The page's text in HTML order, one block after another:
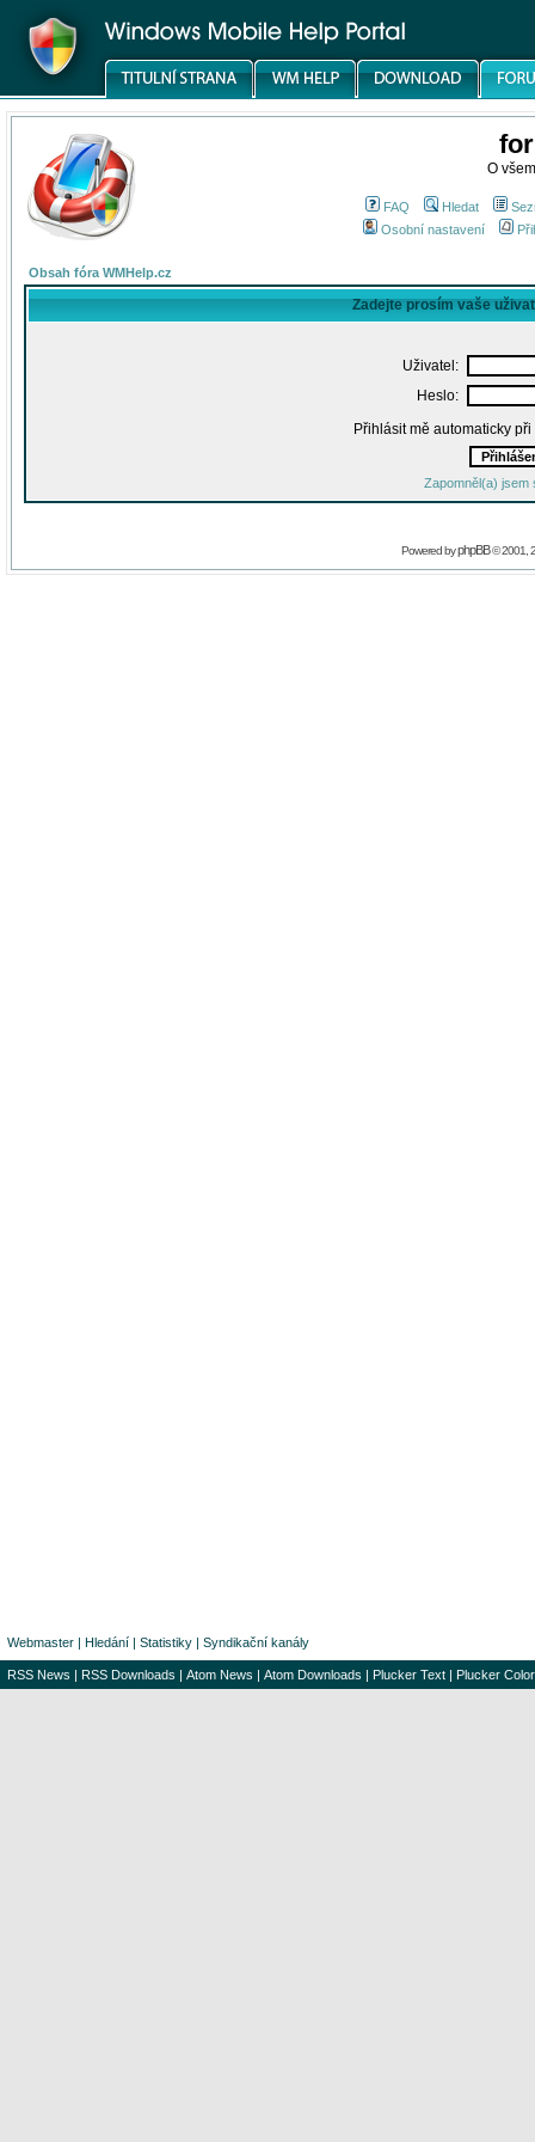
O
FAQ Hledat
Osobní nastavení
Obsah fóra WMHelp.cz
Zadejte prosím vaše
Uživatel:
Heslo:
Přihlásit mě automaticky
Zapomněl(a) jsem
Powered byphpBB© 2001,
Webmaster | Hledání | Statistiky | Syndikační kanály
RSS News | RSS Downloads | Atom News | Atom Downloads | Plucker Text | Plucker Color